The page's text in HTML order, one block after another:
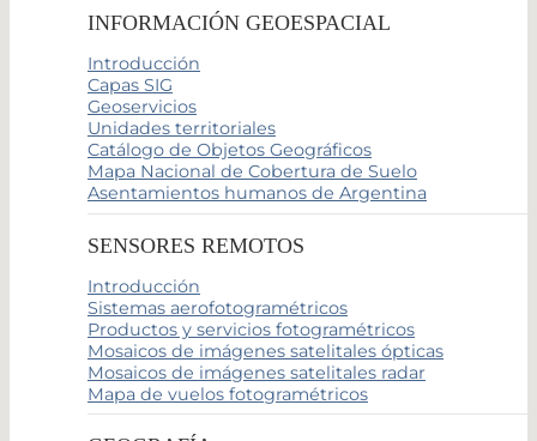
INFORMACIÓN GEOESPACIAL
Introducción
Capas SIG
Geoservicios
Unidades territoriales
Catálogo de Objetos Geográficos
Mapa Nacional de Cobertura de Suelo
Asentamientos humanos de Argentina
SENSORES REMOTOS
Introducción
Sistemas aerofotogramétricos
Productos y servicios fotogramétricos
Mosaicos de imágenes satelitales ópticas
Mosaicos de imágenes satelitales radar
Mapa de vuelos fotogramétricos